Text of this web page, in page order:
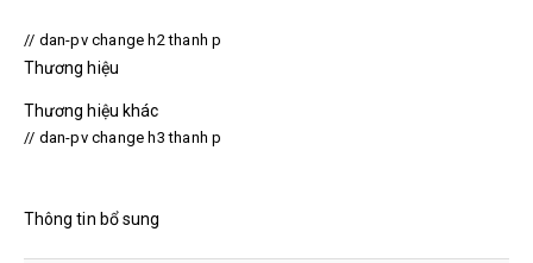
// dan-pv change h2 thanh p
Thương hiệu
Thương hiệu khác
// dan-pv change h3 thanh p
Thông tin bổ sung